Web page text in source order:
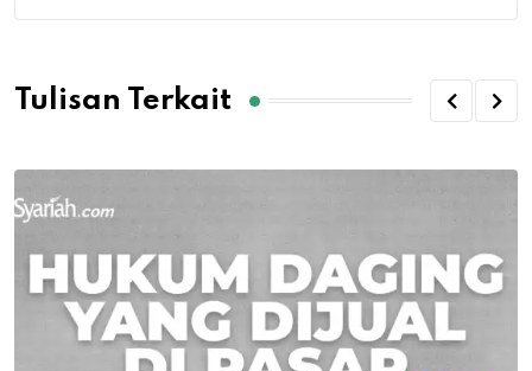
Tulisan Terkait